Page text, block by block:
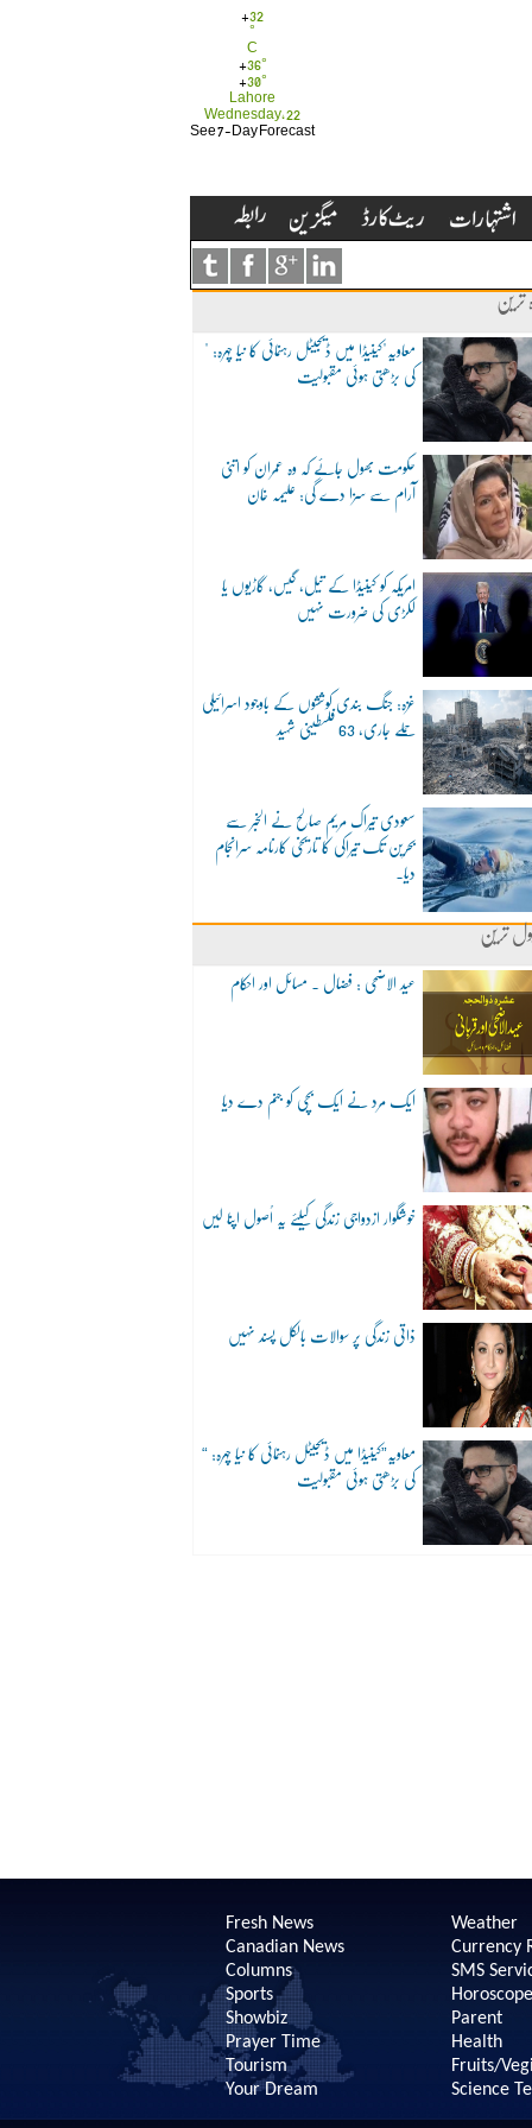
+32
°
C
+36°
+30°
Lahore
Wednesday, 22
See 7-Day Forecast
ترین
"معاویہ"کینیڈا میں ڈیجیٹل رہنمائی کا نیا چہرہ:
کی بڑھتی ہوئی مقبولیت
حکومت بھول جائے کہ وہ عمران کو اتنی
آرام سے سزا دے گی: علیمہ خان
امریکہ کو کینیڈا کے تیل، گیس، گاڑیوں یا
لکڑی کی ضرورت نہیں
غزہ: جنگ بندی کوششوں کے باوجود اسرائیلی
حملے جاری، 63 فلسطینی شہید
سعودی تیراک مریم صالح نے الخبر سے
بحرین تک تیراکی کا تاریخی کارنامہ سرانجام
دیا۔
ترین
عید الاضحی : فضال ۔ مسائل اور احکام
ایک مرد نے ایک بچی کو جنم دے دیا
خوشگوار ازدواجی زندگی کیلئے یہ اُصول اپنا لیں
ذاتی زندگی پر سوالات بالکل پسند نہیں
“معاویہ”کینیڈا میں ڈیجیٹل رہنمائی کا نیا چہرہ:
کی بڑھتی ہوئی مقبولیت
Fresh News
Canadian News
Columns
Sports
Showbiz
Prayer Time
Tourism
Your Dream
Weather
Currency
SMS
Horoscope
Parent
Health
Fruits/
Science